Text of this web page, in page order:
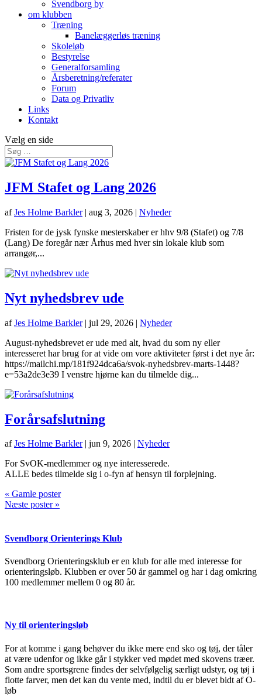
Svendborg by
om klubben
Træning
Banelæggerløs træning
Skoleløb
Bestyrelse
Generalforsamling
Årsberetning/referater
Forum
Data og Privatliv
Links
Kontakt
Vælg en side
JFM Stafet og Lang 2026
afJes Holme Barkler| aug 3, 2026 | Nyheder
Fristen for de jysk fynske mesterskaber er hhv 9/8 (Stafet) og 7/8
(Lang) De foregår nær Århus med hver sin lokale klub som
arrangør,...
Nyt nyhedsbrev ude
afJes Holme Barkler| jul 29, 2026 | Nyheder
August-nyhedsbrevet er ude med alt, hvad du som ny eller
interesseret har brug for at vide om vore aktiviteter først i det nye år:
https://mailchi.mp/181f924dca6a/svok-nyhedsbrev-marts-1448?
e=53a2de3e39 I venstre hjørne kan du tilmelde dig...
Forårsafslutning
afJes Holme Barkler| jun 9, 2026 | Nyheder
For SvOK-medlemmer og nye interesserede.
ALLE bedes tilmelde sig i o-fyn af hensyn til forplejning.
« Gamle poster
Næste poster »
Svendborg Orienterings Klub
Svendborg Orienteringsklub er en klub for alle med interesse for
orienteringsløb. Klubben er over 50 år gammel og har i dag omkring
100 medlemmer mellem 0 og 80 år.
Ny til orienteringsløb
For at komme i gang behøver du ikke mere end sko og tøj, der tåler
at være udenfor og ikke går i stykker ved mødet med skovens træer.
Som andre sportsgrene findes der selvfølgelig særligt udstyr, og tøj i
flotte farver, men det kan du vente med, indtil du er blevet bidt af O-
løb